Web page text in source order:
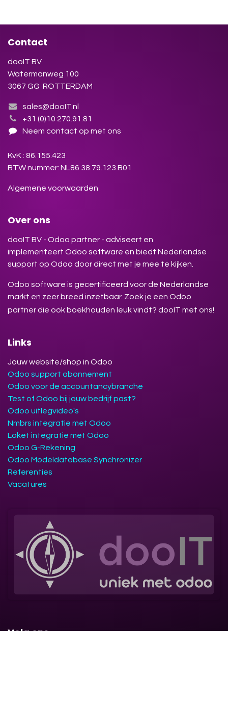
Contact
dooIT BV
Watermanweg 100
3067 GG ROTTERDAM
sales@dooIT.nl
+31 (0)10 270.91.81
Neem contact op met ons
KvK : 86.155.423
BTW nummer: NL86.38.79.123.B01
Algemene voorwaarden
Over ons
dooIT BV - Odoo partner - adviseert en
implementeert Odoo software en biedt Nederlandse
support op Odoo door direct met je mee te kijken.
Odoo software is gecertificeerd voor de Nederlandse
markt en zeer breed inzetbaar. Zoek je een Odoo
partner die ook boekhouden leuk vindt? dooIT met ons!
Links
Jouw website/shop in Odoo
Odoo support abonnement
Odoo voor de accountancybranche
Test of Odoo bij jouw bedrijf past?
Odoo uitlegvideo's
Nmbrs integratie met Odoo
Loket integratie met Odoo
Odoo G-Rekening
Odoo Modeldatabase Synchronizer
Referenties
Vacatures
Volg ons